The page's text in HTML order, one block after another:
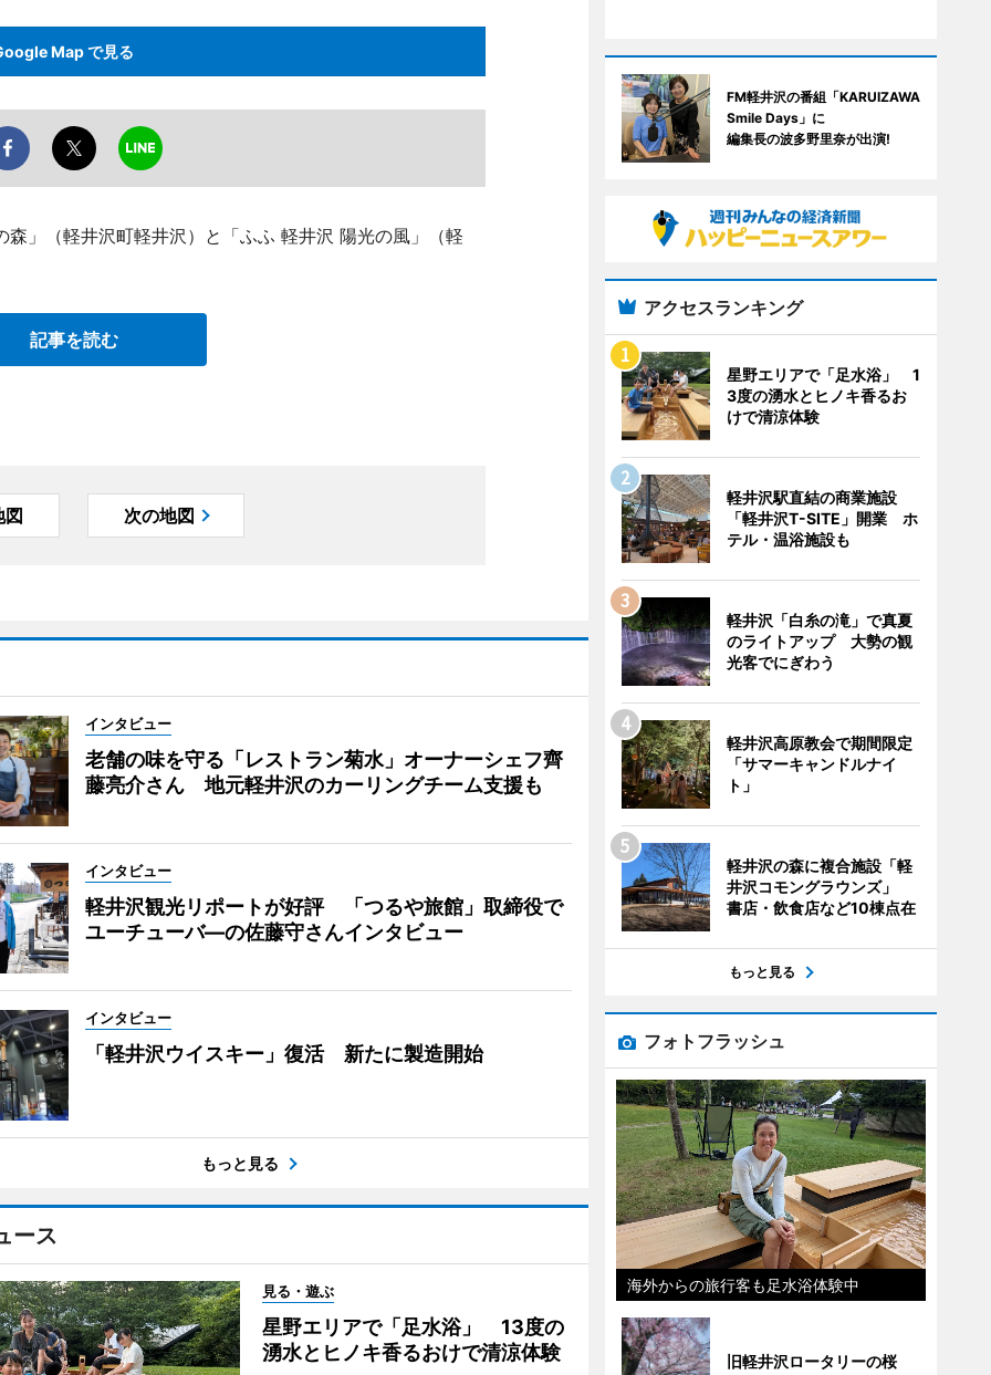
Map で見る
」（軽井沢町軽井沢）と「ふふ 軽井沢 陽光の風」（軽
記事を読む
図 次の地図
インタビュー
老舗の味を守る「レストラン菊水」オーナーシェフ齊
藤亮介さん 地元軽井沢のカーリングチーム支援も
インタビュー
軽井沢観光リポートが好評 「つるや旅館」取締役で
ユーチューバ―の佐藤守さんインタビュー
インタビュー
「軽井沢ウイスキー」復活 新たに製造開始
もっと見る
ース
見る・遊ぶ
星野エリアで「足水浴」 13度の
湧水とヒノキ香るおけで清涼体験
FM軽井沢の番組「KARUIZAWA
Smile Days」に
編集長の波多野里奈が出演!
アクセスランキング
星野エリアで「足水浴」 1
3度の湧水とヒノキ香るお
けで清涼体験
軽井沢駅直結の商業施設
「軽井沢T-SITE」開業 ホ
テル・温浴施設も
軽井沢「白糸の滝」で真夏
のライトアップ 大勢の観
光客でにぎわう
軽井沢高原教会で期間限定
「サマーキャンドルナイ
ト」
軽井沢の森に複合施設「軽
井沢コモングラウンズ」
書店・飲食店など10棟点在
もっと見る
フォトフラッシュ
海外からの旅行客も足水浴体験中
旧軽井沢ロータリーの桜